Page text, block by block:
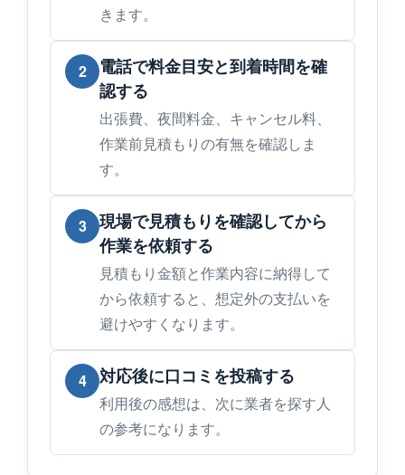
きます。
2
電話で料金目安と到着時間を確
認する
出張費、夜間料金、キャンセル料、
作業前見積もりの有無を確認しま
す。
3
現場で見積もりを確認してから
作業を依頼する
見積もり金額と作業内容に納得して
から依頼すると、想定外の支払いを
避けやすくなります。
4 対応後に口コミを投稿する
利用後の感想は、次に業者を探す人
の参考になります。